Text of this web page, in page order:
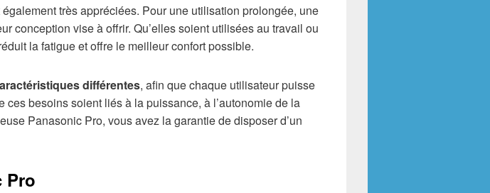
très appréciées. Pour une utilisation prolongée, une
conception vise à offrir. Qu’elles soient utilisées au travail ou
la fatigue et offre le meilleur confort possible.
différentes, afin que chaque utilisateur puisse
besoins soient liés à la puissance, à l’autonomie de la
Panasonic Pro, vous avez la garantie de disposer d’un
Pro